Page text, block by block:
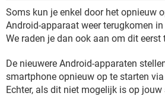
Soms kun je enkel door het opnieuw
Android-apparaat weer terugkomen in
We raden je dan ook aan om dit eerst
De nieuwere Android-apparaten
smartphone opnieuw op te starten
Echter, als dit niet mogelijk is op